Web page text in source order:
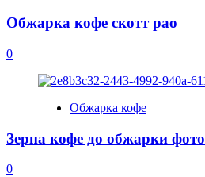
Обжарка кофе скотт рао
0
Обжарка кофе
Зерна кофе до обжарки фото
0